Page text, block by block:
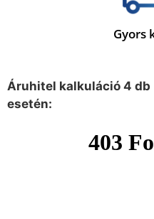
Gyors
Áruhitel kalkuláció 4
esetén: